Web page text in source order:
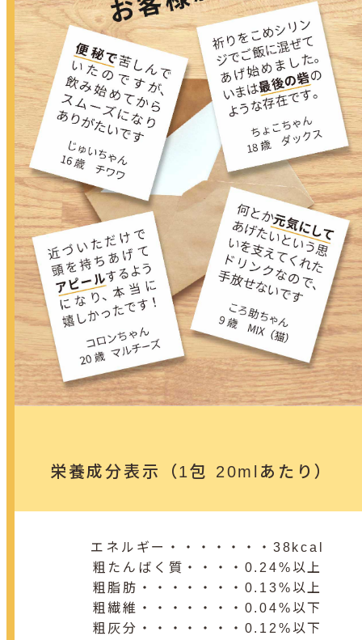
栄養成分表示（1包 20mlあたり）
エネルギー・・・・・・・38kcal
粗たんばく質・・・・0.24%以上
粗脂肪・・・・・・・0.13%以上
粗繊維・・・・・・・0.04%以下
粗灰分・・・・・・・0.12%以下